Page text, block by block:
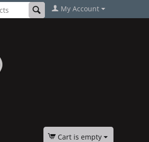
My Account
Cart is empty